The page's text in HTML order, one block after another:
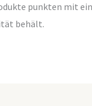
punkten mit
behält.